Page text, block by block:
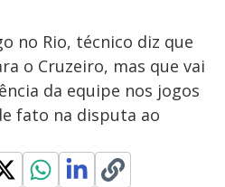
no Rio, técnico diz que
o Cruzeiro, mas que vai
da equipe nos jogos
fato na disputa ao